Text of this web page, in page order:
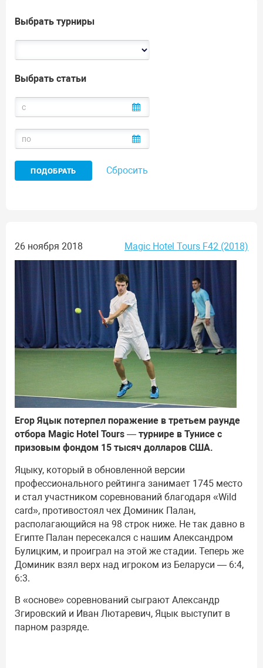
Выбрать турниры
Выбрать статьи
Сбросить
26 ноября 2018 Magic Hotel Tours F42 (2018)
Егор Яцык потерпел поражение в третьем раунде
отбора Magic Hotel Tours — турнире в Тунисе с
призовым фондом 15 тысяч долларов США.
Яцыку, который в обновленной версии
профессионального рейтинга занимает 1745 место
и стал участником соревнований благодаря «Wild
card», противостоял чех Доминик Палан,
располагающийся на 98 строк ниже. Не так давно в
Египте Палан пересекался с нашим Александром
Булицким, и проиграл на этой же стадии. Теперь же
Доминик взял верх над игроком из Беларуси — 6:4,
6:3.
В «основе» соревнований сыграют Александр
Згировский и Иван Лютаревич, Яцык выступит в
парном разряде.